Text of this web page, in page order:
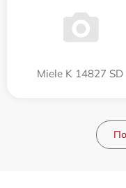
Miele K 14827 SD